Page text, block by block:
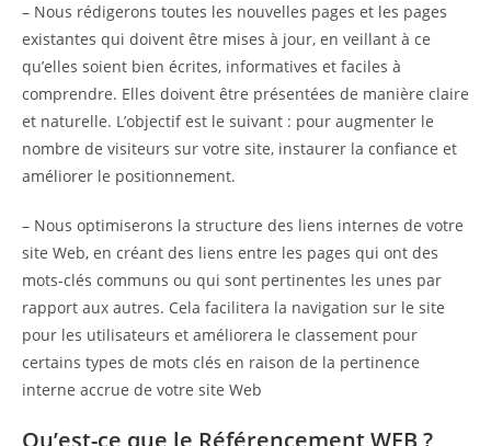
– Nous rédigerons toutes les nouvelles pages et les pages
existantes qui doivent être mises à jour, en veillant à ce
qu’elles soient bien écrites, informatives et faciles à
comprendre. Elles doivent être présentées de manière claire
et naturelle. L’objectif est le suivant : pour augmenter le
nombre de visiteurs sur votre site, instaurer la confiance et
améliorer le positionnement.
– Nous optimiserons la structure des liens internes de votre
site Web, en créant des liens entre les pages qui ont des
mots-clés communs ou qui sont pertinentes les unes par
rapport aux autres. Cela facilitera la navigation sur le site
pour les utilisateurs et améliorera le classement pour
certains types de mots clés en raison de la pertinence
interne accrue de votre site Web
Qu’est-ce que le Référencement WEB ?